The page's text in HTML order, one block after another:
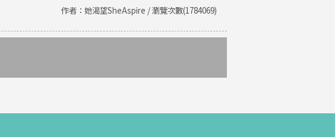
作者：她渴望SheAspire / 瀏覽次數(1784069)